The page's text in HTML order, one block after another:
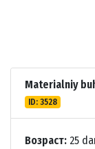
Materialniy
ID: 3528
Возраст: 25